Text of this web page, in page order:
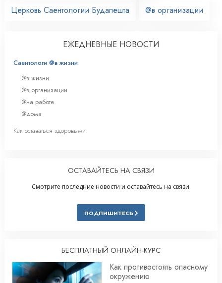
Церковь Саентологии Будапешта @в организации
ЕЖЕДНЕВНЫЕ НОВОСТИ
Саентологи @в жизни
@в жизни
@в организации
@на работе
@дома
Как оставаться здоровыми
ОСТАВАЙТЕСЬ НА СВЯЗИ
Смотрите последние новости и оставайтесь на связи.
ПОДПИШИТЕСЬ
БЕСПЛАТНЫЙ ОНЛАЙН-КУРС
Как противостоять опасному
окружению